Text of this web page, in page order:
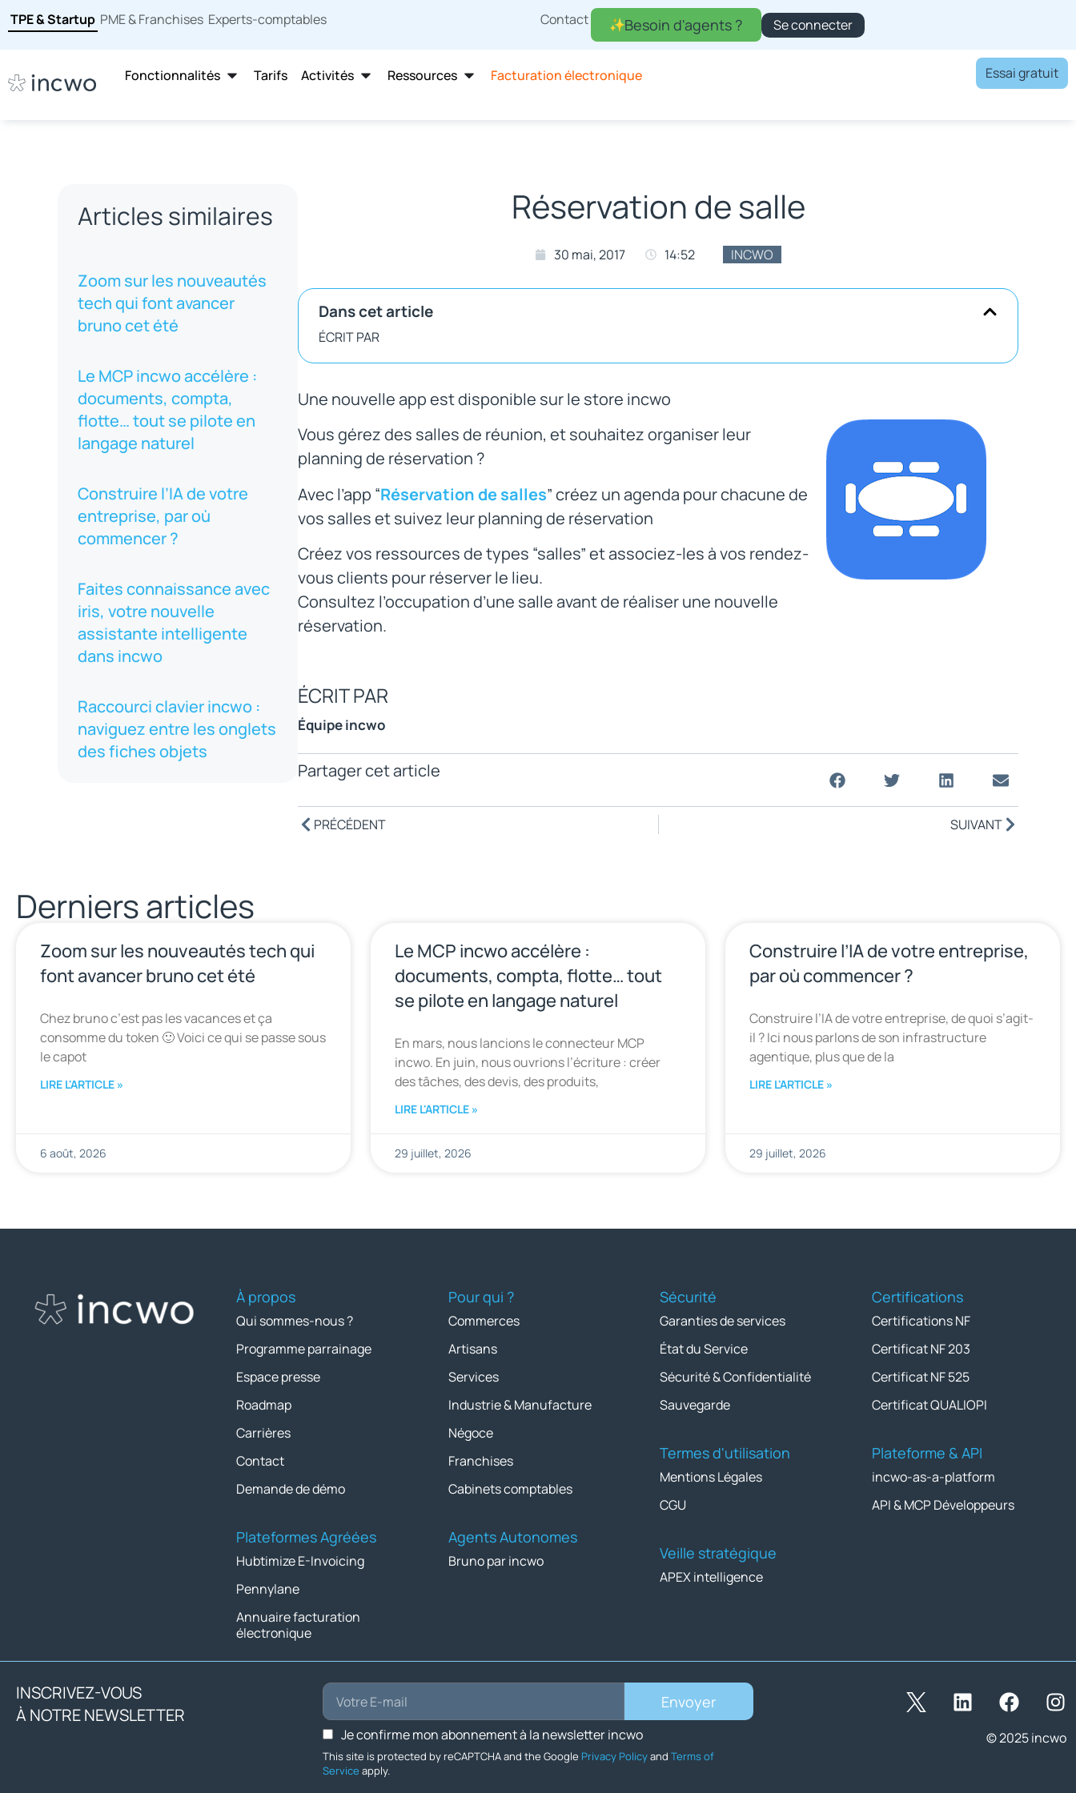
TPE & Startup PME & Franchises Experts-comptables Contact Se connecter
Besoin d'agents ?
Fonctionnalités Tarifs Activités Ressources Facturation électronique Essai gratuit
Articles similaires
Zoom sur les nouveautés
tech qui font avancer
bruno cet été
Le MCP incwo accélère :
documents, compta,
flotte… tout se pilote en
langage naturel
Construire l’IA de votre
entreprise, par où
commencer ?
Faites connaissance avec
iris, votre nouvelle
assistante intelligente
dans incwo
Raccourci clavier incwo :
naviguez entre les onglets
des fiches objets
Réservation de salle
30 mai, 2017 14:52 INCWO
Dans cet article
ÉCRIT PAR
Une nouvelle app est disponible sur le store incwo
Vous gérez des salles de réunion, et souhaitez organiser leur
planning de réservation ?
Avec l’app “Réservation de salles” créez un agenda pour chacune de
vos salles et suivez leur planning de réservation
Créez vos ressources de types “salles” et associez-les à vos rendez-
vous clients pour réserver le lieu.
Consultez l’occupation d’une salle avant de réaliser une nouvelle
réservation.
ÉCRIT PAR
Équipe incwo
Partager cet article
PRÉCÉDENT SUIVANT
Derniers articles
Zoom sur les nouveautés tech qui
font avancer bruno cet été
Chez bruno c’est pas les vacances et ça
consomme du token 🙂 Voici ce qui se passe sous
le capot
LIRE L'ARTICLE »
6 août, 2026
Le MCP incwo accélère :
documents, compta, flotte… tout
se pilote en langage naturel
En mars, nous lancions le connecteur MCP
incwo. En juin, nous ouvrions l’écriture : créer
des tâches, des devis, des produits,
LIRE L'ARTICLE »
29 juillet, 2026
Construire l’IA de votre entreprise,
par où commencer ?
Construire l’IA de votre entreprise, de quoi s’agit-
il ? Ici nous parlons de son infrastructure
agentique, plus que de la
LIRE L'ARTICLE »
29 juillet, 2026
À propos
Qui sommes-nous ?
Programme parrainage
Espace presse
Roadmap
Carrières
Contact
Demande de démo
Plateformes Agréées
Hubtimize E-Invoicing
Pennylane
Annuaire facturation
électronique
Pour qui ?
Commerces
Artisans
Services
Industrie & Manufacture
Négoce
Franchises
Cabinets comptables
Agents Autonomes
Bruno par incwo
Sécurité
Garanties de services
État du Service
Sécurité & Confidentialité
Sauvegarde
Termes d'utilisation
Mentions Légales
CGU
Veille stratégique
APEX intelligence
Certifications
Certifications NF
Certificat NF 203
Certificat NF 525
Certificat QUALIOPI
Plateforme & API
incwo-as-a-platform
API & MCP Développeurs
INSCRIVEZ-VOUS
À NOTRE NEWSLETTER
This site is protected by reCAPTCHA and the Google Privacy PolicyandTerms of
Service apply.
Je confirme mon abonnement à la newsletter incwo
Envoyer
© 2025 incwo